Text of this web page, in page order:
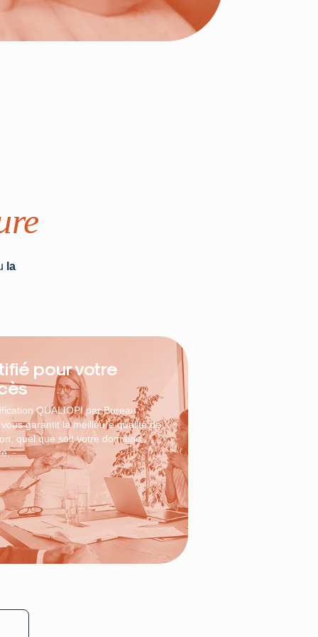
la
pour votre
QUALIOPI par Bureau
garantit la meilleure qualité de
quel que soit votre domaine